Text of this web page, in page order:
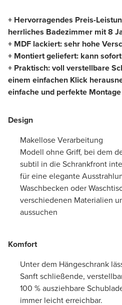
+ Hervorragendes Preis-
herrliches Badezimmer mit 8
+ MDF lackiert: sehr hohe
+ Montiert geliefert: kann
+ Praktisch: voll verstellbare
einem einfachen Klick
einfache und perfekte
Design
Makellose Verarbeitung
Modell ohne Griff, bei dem
subtil in die Schrankfront
für eine elegante
Waschbecken oder
verschiedenen Materialien
aussuchen
Komfort
Unter dem Hängeschrank
Sanft schließende,
100 % ausziehbare
immer leicht erreichbar.